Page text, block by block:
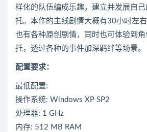
样化的队伍编成乐趣，建立并发展自
托。本作的主线剧情大概有30小时左
也有各种原创剧情，同时也可体验到
托，透过各种的事件加深羁绊等场景。
配置要求：
最低配置:
操作系统: Windows XP SP2
处理器: 1 GHz
内存: 512 MB RAM